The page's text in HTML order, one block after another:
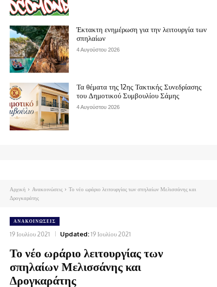
Έκτακτη ενημέρωση για την λειτουργία των
σπηλαίων
4 Αυγούστου 2026
Τα θέματα της 12ης Τακτικής Συνεδρίασης
του Δημοτικού Συμβουλίου Σάμης
4 Αυγούστου 2026